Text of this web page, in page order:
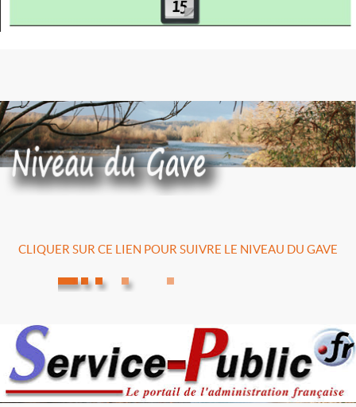
CLIQUER SUR CE LIEN POUR SUIVRE LE NIVEAU DU GAVE